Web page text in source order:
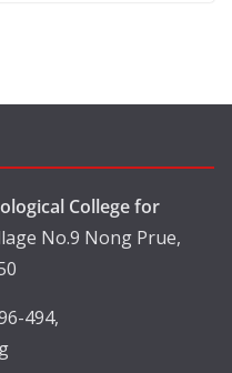
College for
No.9 Nong Prue,
494,